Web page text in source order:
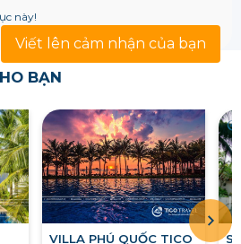
Viết lên cảm nhận của bạn
này!
BẠN
VILLA PHÚ QUỐC TICO